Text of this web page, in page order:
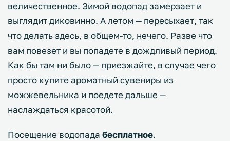
величественное. Зимой водопад замерзает и
выглядит диковинно. А летом — пересыхает, так
что делать здесь, в общем-то, нечего. Разве что
вам повезет и вы попадете в дождливый период.
Как бы там ни было — приезжайте, в случае чего
просто купите ароматный сувениры из
можжевельника и поедете дальше —
наслаждаться красотой.
Посещение водопада бесплатное.